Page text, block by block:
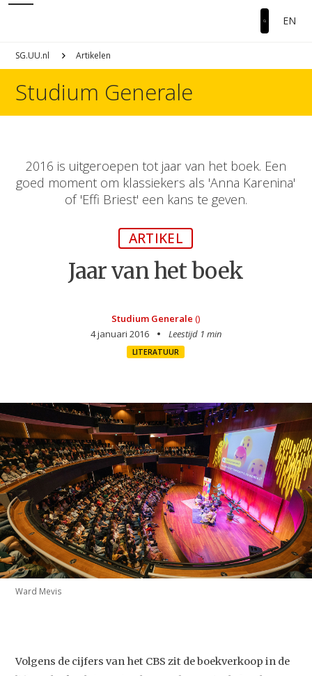
EN
SG.UU.nl Artikelen
Studium Generale
2016 is uitgeroepen tot jaar van het boek. Een
goed moment om klassiekers als 'Anna Karenina'
of 'Effi Briest' een kans te geven.
ARTIKEL
Jaar van het boek
Studium Generale ()
4 januari 2016
Leestijd 1 min
LITERATUUR
Ward Mevis
Volgens de cijfers van het CBS zit de boekverkoop in de